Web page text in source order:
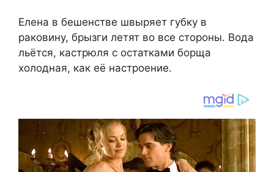
Елена в бешенстве швыряет губку в
раковину, брызги летят во все стороны. Вода
льётся, кастрюля с остатками борща
холодная, как её настроение.